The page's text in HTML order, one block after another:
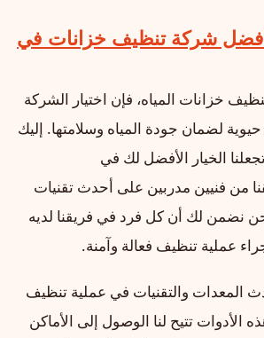
شركة تنظيف خزانات في
خزانات المياه، فإن اختيار الشركة
لضمان جودة المياه وسلامتها. إليك
الخيار الأفضل لك في
من فنيين مدربين على أحدث تقنيات
نضمن لك أن كل فرد في فريقنا لديه
عملية تنظيف فعالة وآمنة.
المعدات والتقنيات في عملية تنظيف
الأدوات تتيح لنا الوصول إلى الأماكن